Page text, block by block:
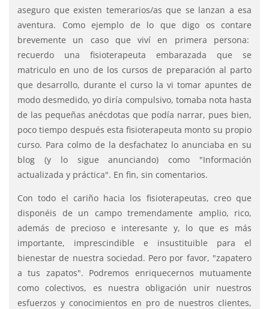
aseguro que existen temerarios/as que se lanzan a esa
aventura. Como ejemplo de lo que digo os contare
brevemente un caso que viví en primera persona:
recuerdo una fisioterapeuta embarazada que se
matriculo en uno de los cursos de preparación al parto
que desarrollo, durante el curso la vi tomar apuntes de
modo desmedido, yo diría compulsivo, tomaba nota hasta
de las pequeñas anécdotas que podía narrar, pues bien,
poco tiempo después esta fisioterapeuta monto su propio
curso. Para colmo de la desfachatez lo anunciaba en su
blog (y lo sigue anunciando) como "Información
actualizada y práctica". En fin, sin comentarios.
Con todo el cariño hacia los fisioterapeutas, creo que
disponéis de un campo tremendamente amplio, rico,
además de precioso e interesante y, lo que es más
importante, imprescindible e insustituible para el
bienestar de nuestra sociedad. Pero por favor, "zapatero
a tus zapatos". Podremos enriquecernos mutuamente
como colectivos, es nuestra obligación unir nuestros
esfuerzos y conocimientos en pro de nuestros clientes,